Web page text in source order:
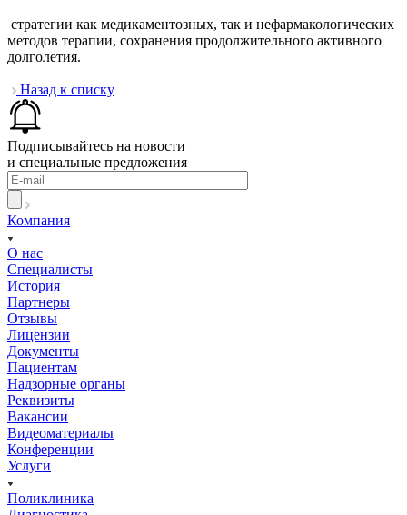
стратегии как медикаментозных, так и нефармакологических
методов терапии, сохранения продолжительного активного
долголетия.
Назад к списку
Подписывайтесь на новости
и специальные предложения
Компания
О нас
Специалисты
История
Партнеры
Отзывы
Лицензии
Документы
Пациентам
Надзорные органы
Реквизиты
Вакансии
Видеоматериалы
Конференции
Услуги
Поликлиника